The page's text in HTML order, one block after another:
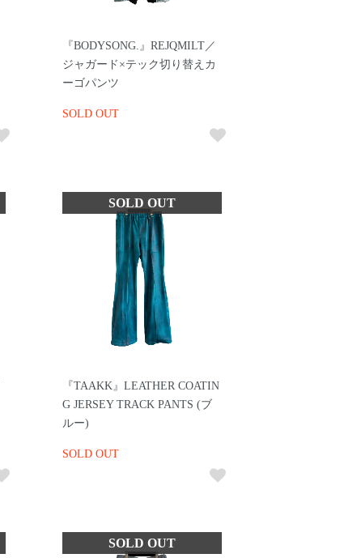
『BODYSONG.』REJQMILT／
ジャガード×テック切り替えカ
ーゴパンツ
SOLD OUT
『TAAKK』LEATHER COATIN
G JERSEY TRACK PANTS (ブ
ルー)
SOLD OUT